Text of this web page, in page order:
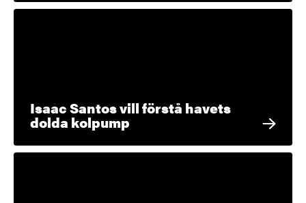
Isaac Santos vill förstå havets
dolda kolpump